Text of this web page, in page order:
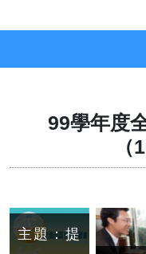
99學年度
（
主題：提